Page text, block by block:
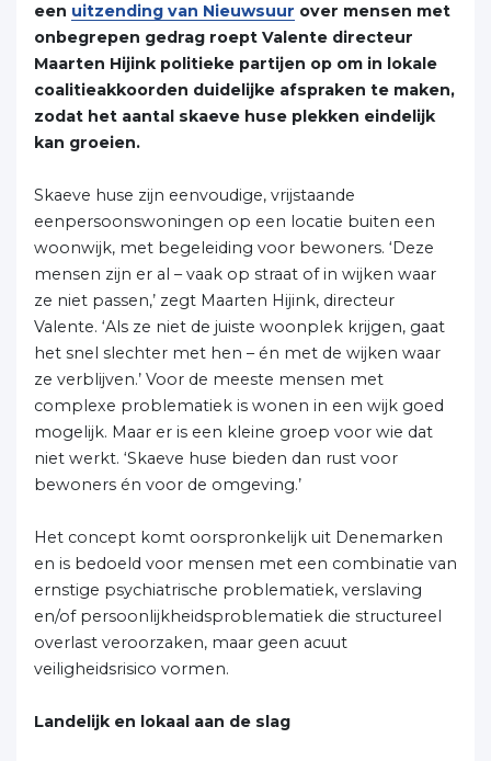
een uitzending van Nieuwsuur over mensen met
onbegrepen gedrag roept Valente directeur
Maarten Hijink politieke partijen op om in lokale
coalitieakkoorden duidelijke afspraken te maken,
zodat het aantal skaeve huse plekken eindelijk
kan groeien.
Skaeve huse zijn eenvoudige, vrijstaande
eenpersoonswoningen op een locatie buiten een
woonwijk, met begeleiding voor bewoners. ‘Deze
mensen zijn er al – vaak op straat of in wijken waar
ze niet passen,’ zegt Maarten Hijink, directeur
Valente. ‘Als ze niet de juiste woonplek krijgen, gaat
het snel slechter met hen – én met de wijken waar
ze verblijven.’ Voor de meeste mensen met
complexe problematiek is wonen in een wijk goed
mogelijk. Maar er is een kleine groep voor wie dat
niet werkt. ‘Skaeve huse bieden dan rust voor
bewoners én voor de omgeving.’
Het concept komt oorspronkelijk uit Denemarken
en is bedoeld voor mensen met een combinatie van
ernstige psychiatrische problematiek, verslaving
en/of persoonlijkheidsproblematiek die structureel
overlast veroorzaken, maar geen acuut
veiligheidsrisico vormen.
Landelijk en lokaal aan de slag